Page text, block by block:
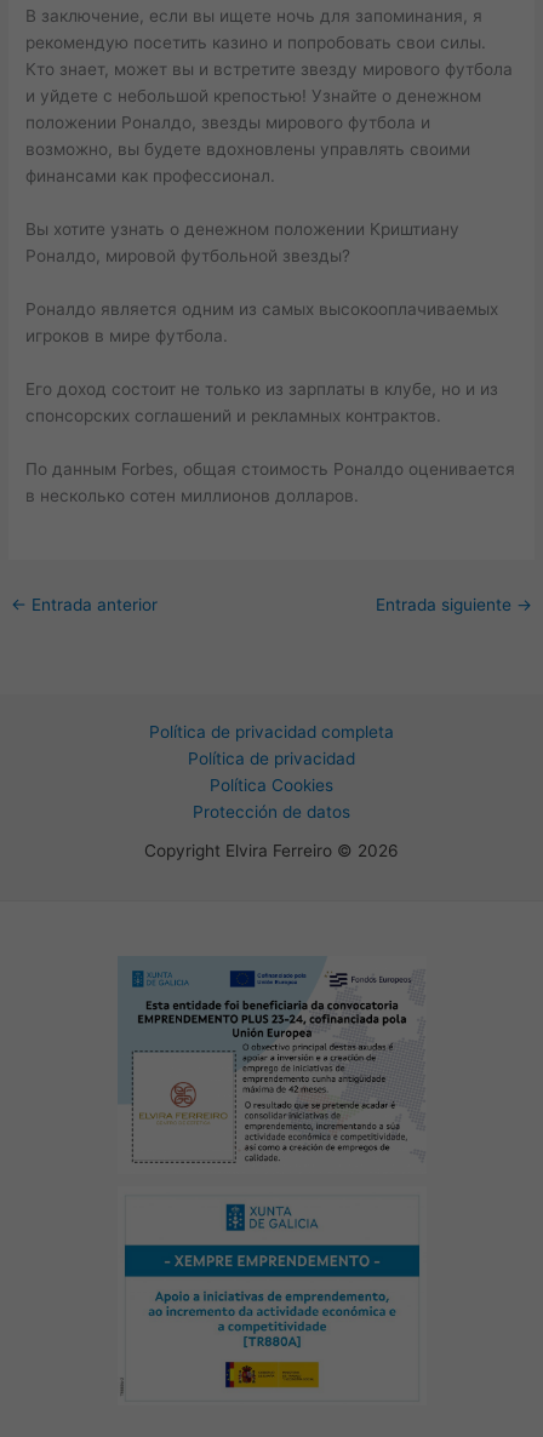
В заключение, если вы ищете ночь для запоминания, я
рекомендую посетить казино и попробовать свои силы.
Кто знает, может вы и встретите звезду мирового футбола
и уйдете с небольшой крепостью! Узнайте о денежном
положении Роналдо, звезды мирового футбола и
возможно, вы будете вдохновлены управлять своими
финансами как профессионал.
Вы хотите узнать о денежном положении Криштиану
Роналдо, мировой футбольной звезды?
Роналдо является одним из самых высокооплачиваемых
игроков в мире футбола.
Его доход состоит не только из зарплаты в клубе, но и из
спонсорских соглашений и рекламных контрактов.
По данным Forbes, общая стоимость Роналдо оценивается
в несколько сотен миллионов долларов.
← Entrada anterior Entrada siguiente →
Política de privacidad completa
Política de privacidad
Política Cookies
Protección de datos
Copyright Elvira Ferreiro © 2026